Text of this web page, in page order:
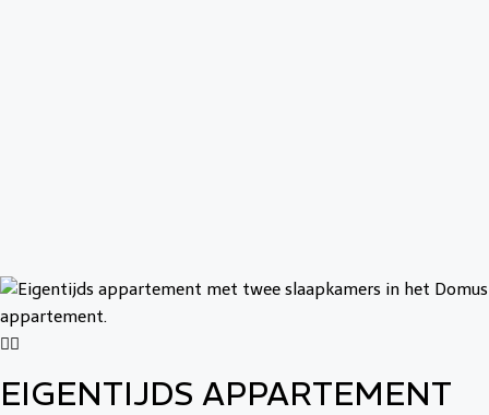
EIGENTIJDS APPARTEMENT